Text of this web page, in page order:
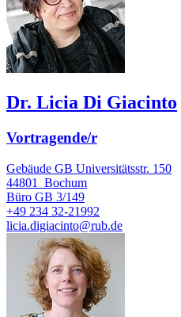
Dr. Licia Di Giacinto
Vortragende/r
Gebäude GB Universitätsstr. 150
44801
Bochum
Büro GB 3/149
+49 234 32-21992
licia.digiacinto@rub.de